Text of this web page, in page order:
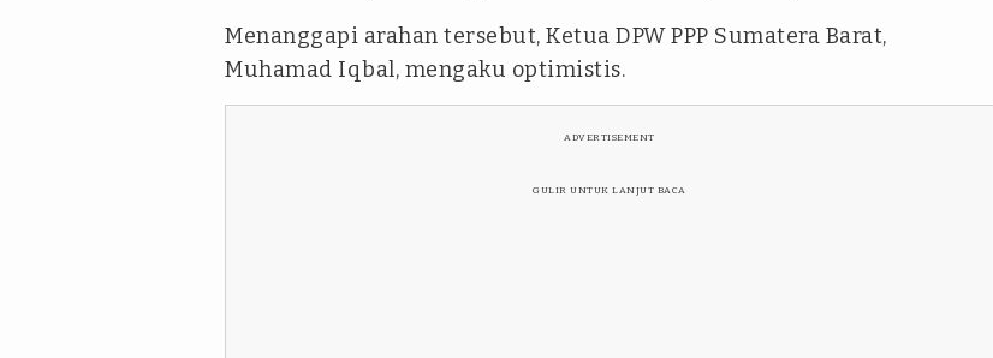
Menanggapi arahan tersebut, Ketua DPW PPP Sumatera Barat,
Muhamad Iqbal, mengaku optimistis.
ADVERTISEMENT
GULIR UNTUK LANJUT BACA